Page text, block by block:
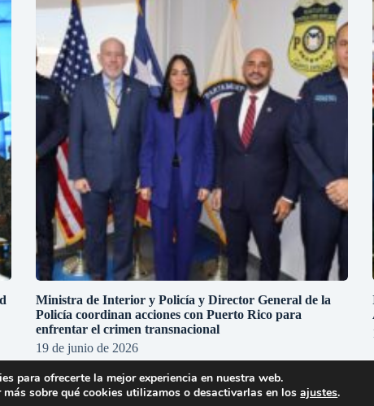
Ministra de Interior y Policía y Director General de la
Policía coordinan acciones con Puerto Rico para
enfrentar el crimen transnacional
19 de junio de 2026
para ofrecerte la mejor experiencia en nuestra web.
más sobre qué cookies utilizamos o desactivarlas en losajustes.